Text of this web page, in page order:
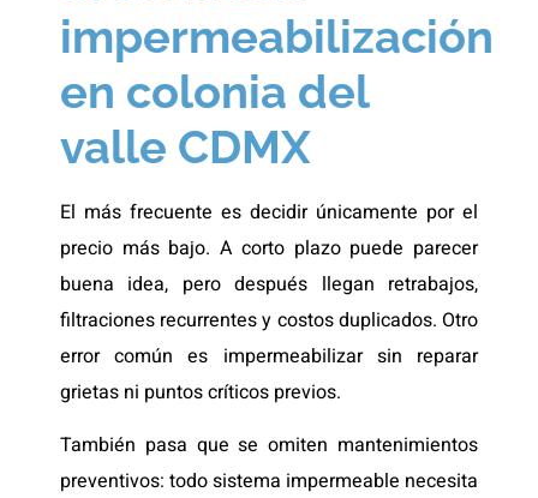
impermeabilización
en colonia del
valle CDMX
El más frecuente es decidir únicamente por el
precio más bajo. A corto plazo puede parecer
buena idea, pero después llegan retrabajos,
filtraciones recurrentes y costos duplicados. Otro
error común es impermeabilizar sin reparar
grietas ni puntos críticos previos.
También pasa que se omiten mantenimientos
preventivos: todo sistema impermeable necesita